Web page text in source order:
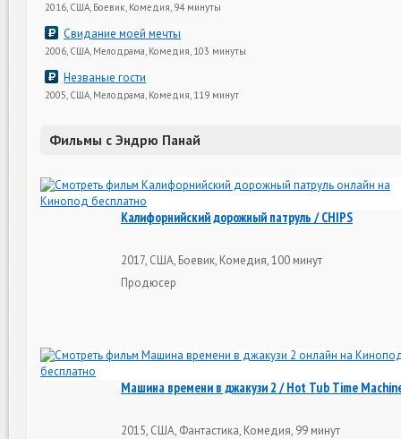
2016, США, Боевик, Комедия, 94 минуты
Свидание моей мечты
2006, США, Мелодрама, Комедия, 103 минуты
Незваные гости
2005, США, Мелодрама, Комедия, 119 минут
Фильмы с Эндрю Панай
Калифорнийский дорожный патруль / CHIPS
2017, США, Боевик, Комедия, 100 минут
Продюсер
Машина времени в джакузи 2 / Hot Tub Time
2015, США, Фантастика, Комедия, 99 минут